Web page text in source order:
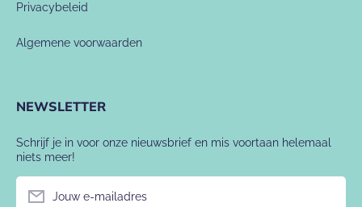
Privacybeleid
Algemene voorwaarden
NEWSLETTER
Schrijf je in voor onze nieuwsbrief en mis voortaan helemaal
niets meer!
Jouw e-mailadres